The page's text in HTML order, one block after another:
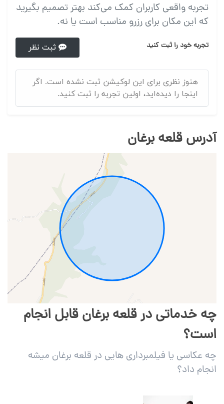
تجربه واقعی کاربران کمک می‌کند بهتر تصمیم بگیرید
که این مکان برای رزرو مناسب است یا نه.
تجربه خود را ثبت کنید
هنوز نظری برای این لوکیشن ثبت نشده است. اگر
اینجا را دیده‌اید، اولین تجربه را ثبت کنید.
آدرس قلعه برغان
چه خدماتی در قلعه برغان قابل انجام
است؟
چه عکاسی یا فیلمبرداری هایی در قلعه برغان میشه
انجام داد؟